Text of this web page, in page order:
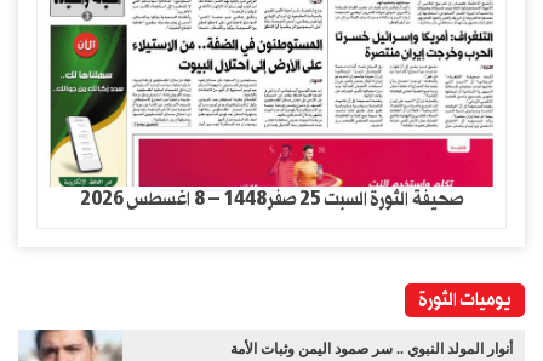
صحيفة الثورة السبت 25 صفر1448 – 8 اغسطس 2026
يوميات الثورة
أنوار المولد النبوي .. سر صمود اليمن وثبات الأمة